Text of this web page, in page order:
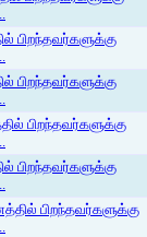
பிறந்தவர்களுக்கு
பிறந்தவர்களுக்கு
பிறந்தவர்களுக்கு
பிறந்தவர்களுக்கு
பிறந்தவர்களுக்கு